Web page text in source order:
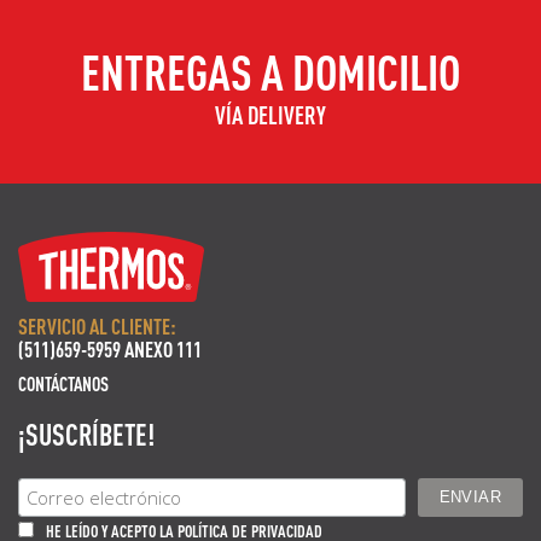
ENTREGAS A DOMICILIO
VÍA DELIVERY
SERVICIO AL CLIENTE:
(511)659-5959 ANEXO 111
CONTÁCTANOS
¡SUSCRÍBETE!
HE LEÍDO Y ACEPTO LA POLÍTICA DE PRIVACIDAD